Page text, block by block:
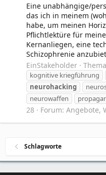
Eine unabhängige/
das ich in meinem
habe, um meinen
Pflichtlektüre für
Kernanliegen, eine
Schizophrenie
EinStakeholder
Thema
kognitive kriegführung
neurohacking
neurowaffen
28
Forum: Angebote,
Schlagworte